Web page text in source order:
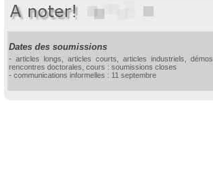
Dates des soumissions
- articles longs, articles courts, articles industriels, démos,
rencontres doctorales, cours : soumissions closes
- communications informelles : 11 septembre